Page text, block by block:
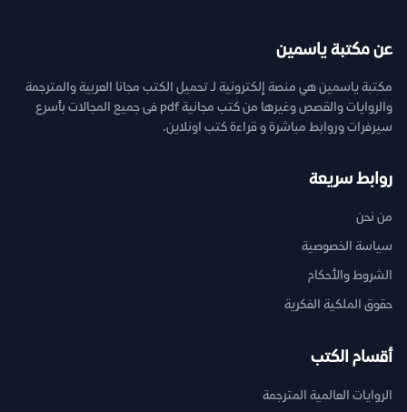
عن مكتبة ياسمين
مكتبة ياسمين هي منصة إلكترونية لـ تحميل الكتب مجانا العربية والمترجمة
والروايات والقصص وغيرها من كتب مجانية pdf فى جميع المجالات بأسرع
سيرفرات وروابط مباشرة و قراءة كتب اونلاين.
روابط سريعة
من نحن
سياسة الخصوصية
الشروط والأحكام
حقوق الملكية الفكرية
أقسام الكتب
الروايات العالمية المترجمة